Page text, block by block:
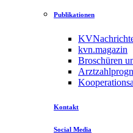
Publikationen
kvn.magazin
Broschüren
Kontakt
Social Media